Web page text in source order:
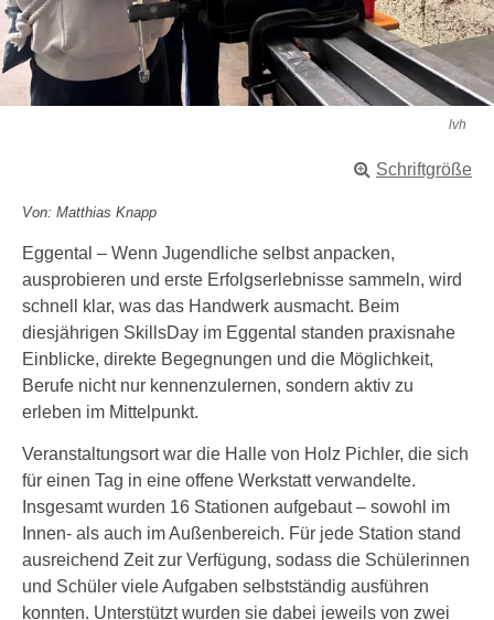
lvh
Schriftgröße
Von: Matthias Knapp
Eggental – Wenn Jugendliche selbst anpacken,
ausprobieren und erste Erfolgserlebnisse sammeln, wird
schnell klar, was das Handwerk ausmacht. Beim
diesjährigen SkillsDay im Eggental standen praxisnahe
Einblicke, direkte Begegnungen und die Möglichkeit,
Berufe nicht nur kennenzulernen, sondern aktiv zu
erleben im Mittelpunkt.
Veranstaltungsort war die Halle von Holz Pichler, die sich
für einen Tag in eine offene Werkstatt verwandelte.
Insgesamt wurden 16 Stationen aufgebaut – sowohl im
Innen- als auch im Außenbereich. Für jede Station stand
ausreichend Zeit zur Verfügung, sodass die Schülerinnen
und Schüler viele Aufgaben selbstständig ausführen
konnten. Unterstützt wurden sie dabei jeweils von zwei